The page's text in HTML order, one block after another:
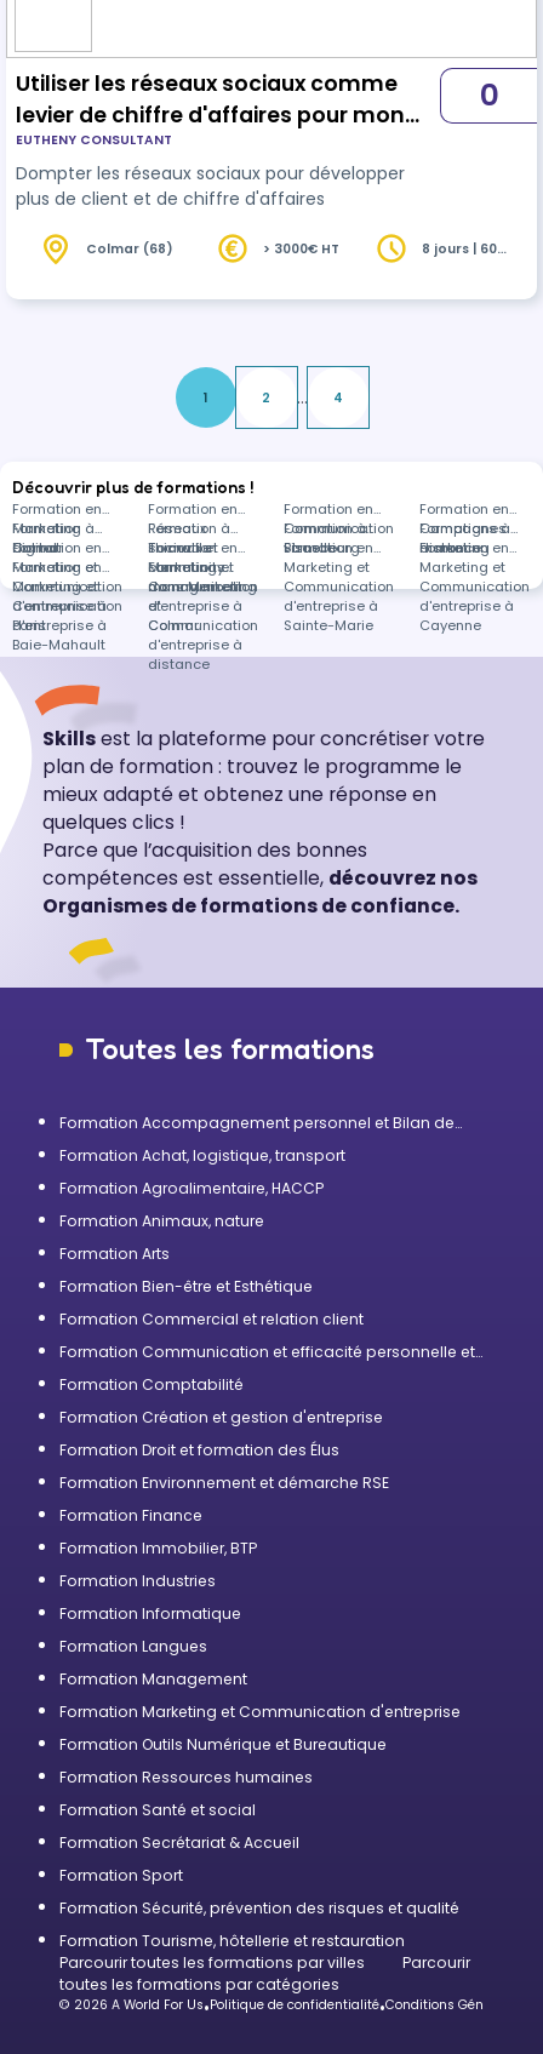
Utiliser les réseaux sociaux comme
levier de chiffre d'affaires pour mon
commerce !
EUTHENY CONSULTANT
Dompter les réseaux sociaux pour développer
plus de client et de chiffre d'affaires
0
Colmar (68) > 3000€ HT
8 jours | 60
1 2 ... 4
Découvrir plus de formations !
Formation en
Marketing
digital
Formation en
Réseaux
sociaux et
community
management
Formation en
Communication
visuelle
Formation en
Campagnes
marketing
Formation à
Colmar
Formation à
Thionville
Formation à
Strasbourg
Formations à
distance
Formation en
Marketing et
Communication
d'entreprise à
Paris
Formation en
Marketing et
Communication
d'entreprise à
Colmar
Formation en
Marketing et
Communication
d'entreprise à
Sainte-Marie
Formation en
Marketing et
Communication
d'entreprise à
Cayenne
Formation en
Marketing et
Communication
d'entreprise à
Baie-Mahault
Formations
dans Marketing
et
Communication
d'entreprise à
distance
Skillsest la plateforme pour concrétiser votre
plan de formation : trouvez le programme le
mieux adapté et obtenez une réponse en
quelques clics !
Parce que l’acquisition des bonnes
compétences est essentielle, découvrez nos
Organismes de formations de confiance.
Toutes les formations
Formation Accompagnement personnel et Bilan de
Formation Achat, logistique, transport
Formation Agroalimentaire, HACCP
Formation Animaux, nature
Formation Arts
Formation Bien-être et Esthétique
Formation Commercial et relation client
Formation Communication et efficacité personnelle et
Formation Comptabilité
Formation Création et gestion d'entreprise
Formation Droit et formation des Élus
Formation Environnement et démarche RSE
Formation Finance
Formation Immobilier, BTP
Formation Industries
Formation Informatique
Formation Langues
Formation Management
Formation Marketing et Communication d'entreprise
Formation Outils Numérique et Bureautique
Formation Ressources humaines
Formation Santé et social
Formation Secrétariat & Accueil
Formation Sport
Formation Sécurité, prévention des risques et qualité
Formation Tourisme, hôtellerie et restauration
Parcourir toutes les formations par villes
Parcourir
toutes les formations par catégories
© 2026 A World For Us•Politique de confidentialité•Conditions Générales